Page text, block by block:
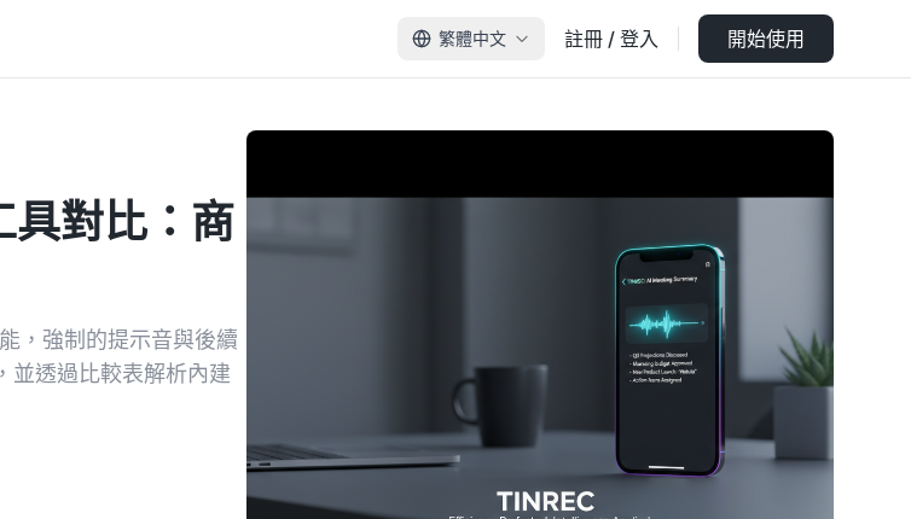
繁體中文 註冊 / 登入 開始使用
具對比：商
，強制的提示音與後續
並透過比較表解析內建